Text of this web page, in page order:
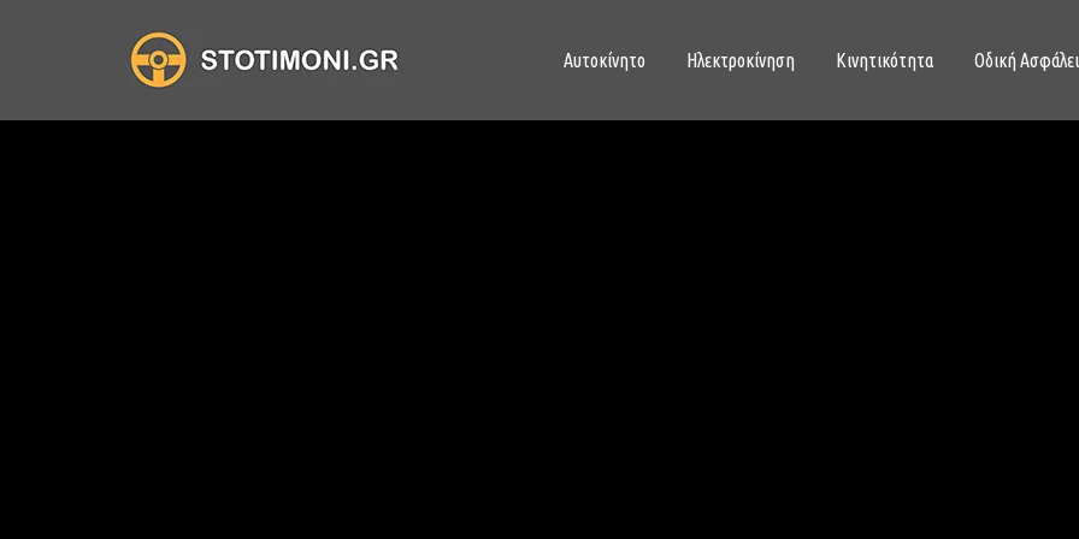
Αυτοκίνητο Ηλεκτροκίνηση Κινητικότητα Οδική